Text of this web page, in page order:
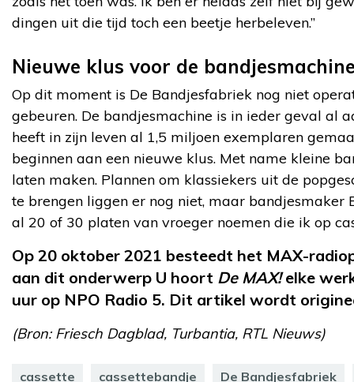
dingen uit die tijd toch een beetje herbeleven.”
Nieuwe klus voor de
Op dit moment is De Bandjesfabriek nog niet
gebeuren. De bandjesmachine is in ieder geval al
heeft in zijn leven al 1,5 miljoen exemplaren
beginnen aan een nieuwe klus. Met name kleine
laten maken. Plannen om klassiekers uit de
te brengen liggen er nog niet, maar bandjesmaker
al 20 of 30 platen van vroeger noemen die ik op
Op 20 oktober 2021 besteedt het MAX-
aan dit onderwerp U hoort De MAX!elke
uur op NPO Radio 5. Dit artikel wordt
(Bron: Friesch Dagblad, Turbantia, RTL Nieuws)
cassette cassettebandje De Bandjesfabriek